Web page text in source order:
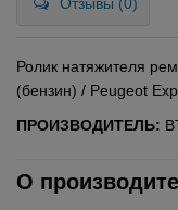
Ролик натяжителя
(бензин) / Peugeot
ПРОИЗВОДИТЕЛЬ:
О